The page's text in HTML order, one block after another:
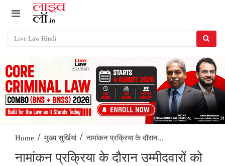
Home / मुख्य सुर्खियां / नामांकन प्रक्रिया के दौरान...
नामांकन प्रक्रिया के दौरान उम्मीदवारों को